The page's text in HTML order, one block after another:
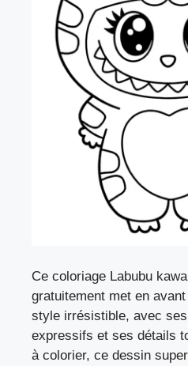
Ce coloriage Labubu
gratuitement met en
style irrésistible, avec
expressifs et ses détails
à colorier, ce dessin